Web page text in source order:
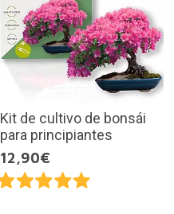
Kit de cultivo de bonsái
para principiantes
12,90€